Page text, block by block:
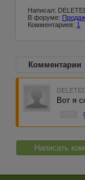
Написал:
В форуме:
Комментариев: 1
Комментарии
Вот я
Написать